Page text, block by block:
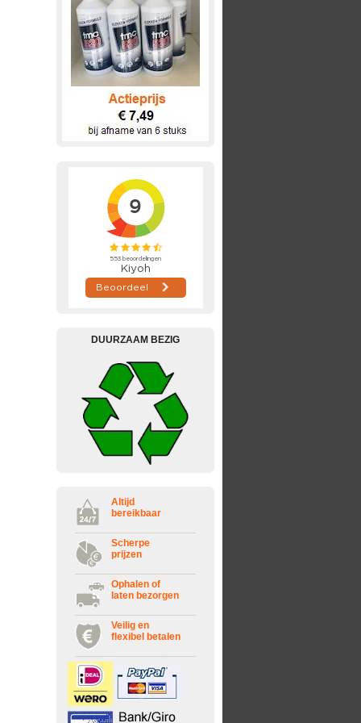
DUURZAAM BEZIG
Altijd
bereikbaar
Scherpe
prijzen
Ophalen of
laten bezorgen
Veilig en
flexibel betalen